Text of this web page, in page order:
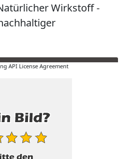
Wirkstoff -
API License Agreement